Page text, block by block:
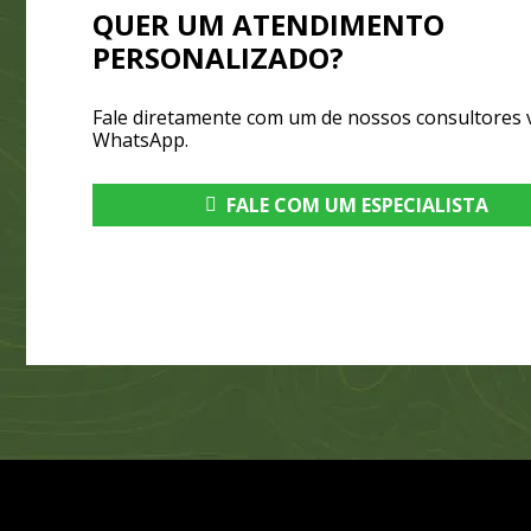
QUER UM ATENDIMENTO
PERSONALIZADO?
Fale diretamente com um de nossos consultores
WhatsApp.
FALE COM UM ESPECIALISTA